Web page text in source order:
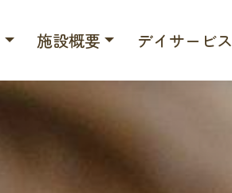
施設概要 デイサービス